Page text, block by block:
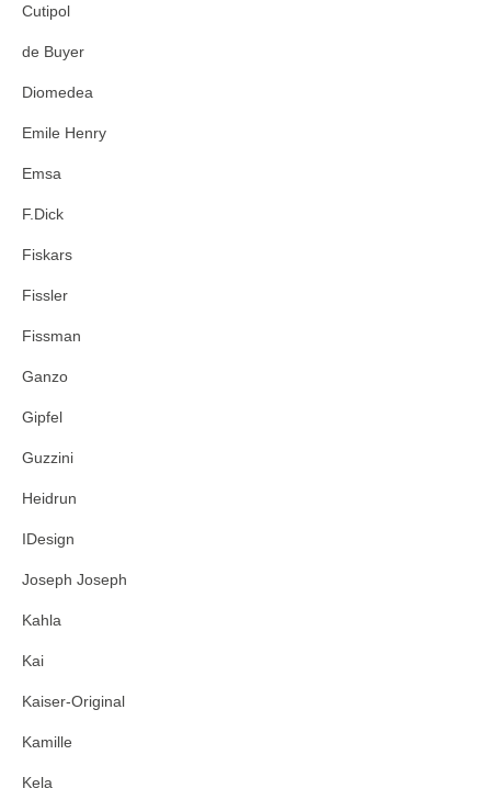
Cutipol
de Buyer
Diomedea
Emile Henry
Emsa
F.Dick
Fiskars
Fissler
Fissman
Ganzo
Gipfel
Guzzini
Heidrun
IDesign
Joseph Joseph
Kahla
Kai
Kaiser-Original
Kamille
Kela